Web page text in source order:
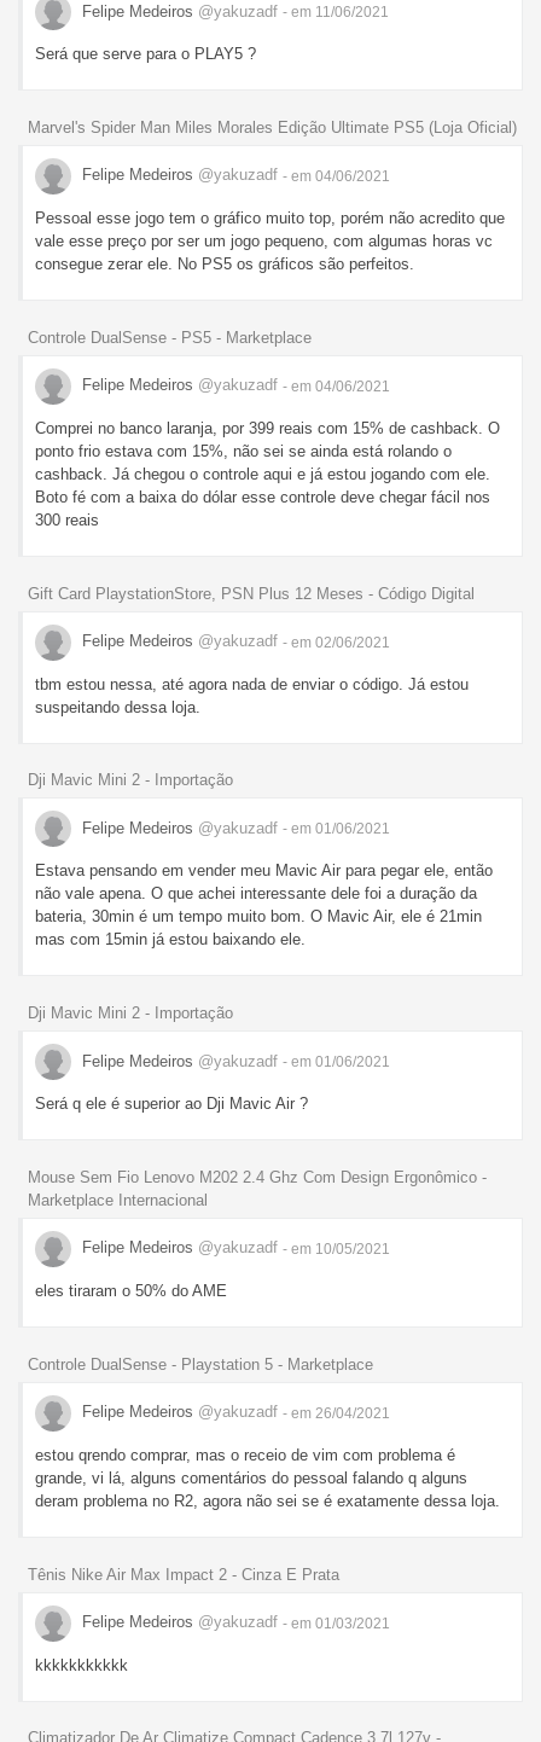
Felipe Medeiros @yakuzadf - em 11/06/2021
Será que serve para o PLAY5 ?
Marvel's Spider Man Miles Morales Edição Ultimate PS5 (Loja Oficial)
Felipe Medeiros @yakuzadf - em 04/06/2021
Pessoal esse jogo tem o gráfico muito top, porém não acredito que
vale esse preço por ser um jogo pequeno, com algumas horas vc
consegue zerar ele. No PS5 os gráficos são perfeitos.
Controle DualSense - PS5 - Marketplace
Felipe Medeiros @yakuzadf - em 04/06/2021
Comprei no banco laranja, por 399 reais com 15% de cashback. O
ponto frio estava com 15%, não sei se ainda está rolando o
cashback. Já chegou o controle aqui e já estou jogando com ele.
Boto fé com a baixa do dólar esse controle deve chegar fácil nos
300 reais
Gift Card PlaystationStore, PSN Plus 12 Meses - Código Digital
Felipe Medeiros @yakuzadf - em 02/06/2021
tbm estou nessa, até agora nada de enviar o código. Já estou
suspeitando dessa loja.
Dji Mavic Mini 2 - Importação
Felipe Medeiros @yakuzadf - em 01/06/2021
Estava pensando em vender meu Mavic Air para pegar ele, então
não vale apena. O que achei interessante dele foi a duração da
bateria, 30min é um tempo muito bom. O Mavic Air, ele é 21min
mas com 15min já estou baixando ele.
Dji Mavic Mini 2 - Importação
Felipe Medeiros @yakuzadf - em 01/06/2021
Será q ele é superior ao Dji Mavic Air ?
Mouse Sem Fio Lenovo M202 2.4 Ghz Com Design Ergonômico -
Marketplace Internacional
Felipe Medeiros @yakuzadf - em 10/05/2021
eles tiraram o 50% do AME
Controle DualSense - Playstation 5 - Marketplace
Felipe Medeiros @yakuzadf - em 26/04/2021
estou qrendo comprar, mas o receio de vim com problema é
grande, vi lá, alguns comentários do pessoal falando q alguns
deram problema no R2, agora não sei se é exatamente dessa loja.
Tênis Nike Air Max Impact 2 - Cinza E Prata
Felipe Medeiros @yakuzadf - em 01/03/2021
kkkkkkkkkkk
Climatizador De Ar Climatize Compact Cadence 3,7l 127v -